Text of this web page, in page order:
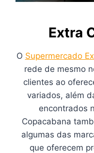
Extra
O Supermercado
rede de mesmo
clientes ao
variados, além
encontrados
Copacabana
algumas das
que oferecem